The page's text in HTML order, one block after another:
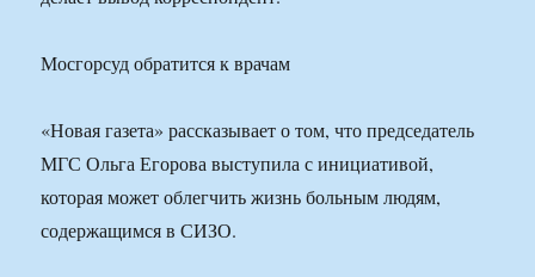
Мосгорсуд обратится к врачам
«Новая газета» рассказывает о том, что председатель
МГС Ольга Егорова выступила с инициативой,
которая может облегчить жизнь больным людям,
содержащимся в СИЗО.